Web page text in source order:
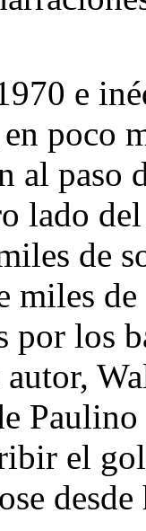
e
poco
al paso
lado
de
miles
por los
el
desde